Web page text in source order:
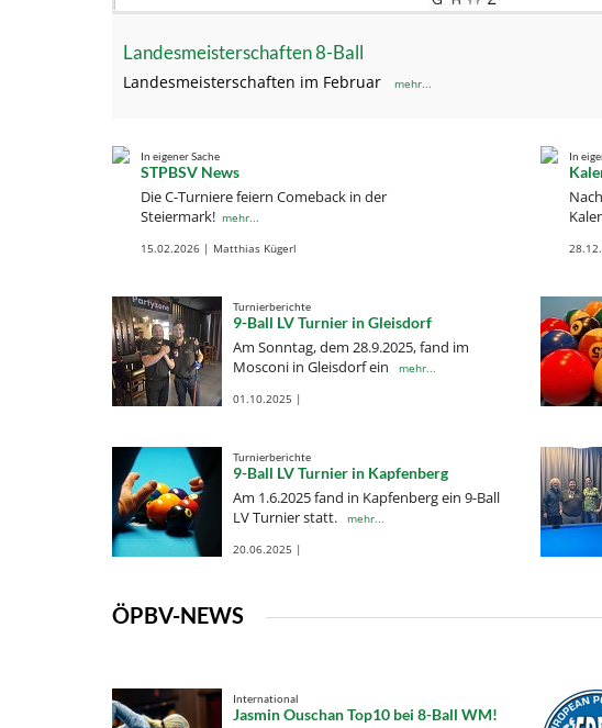
Landesmeisterschaften 8-Ball
Landesmeisterschaften im Februar mehr...
In eigener Sache
STPBSV News
Die C-Turniere feiern Comeback in der
Steiermark! mehr...
15.02.2026 | Matthias Kügerl
In
Turnierberichte
9-Ball LV Turnier in Gleisdorf
Am Sonntag, dem 28.9.2025, fand im
Mosconi in Gleisdorf ein
mehr...
01.10.2025 |
Turnierberichte
9-Ball LV Turnier in Kapfenberg
Am 1.6.2025 fand in Kapfenberg ein 9-Ball
LV Turnier statt.
mehr...
20.06.2025 |
ÖPBV-NEWS
International
Jasmin Ouschan Top10 bei 8-Ball WM!